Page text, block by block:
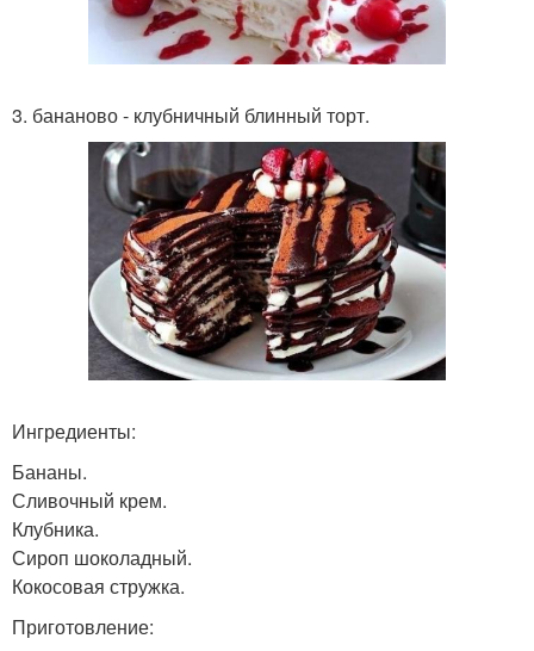
3. бананово - клубничный блинный торт.
Ингредиенты:
Бананы.
Сливочный крем.
Клубника.
Сироп шоколадный.
Кокосовая стружка.
Приготовление: